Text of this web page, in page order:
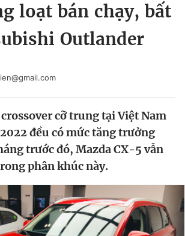
Magazine
Bạn cần biết
Liên hệ quảng cáo
loạt bán chạy, bất
Outlander
cỡ trung tại Việt Nam
đều có mức tăng trưởng
trước đó, Mazda CX-5 vẫn
phân khúc này.